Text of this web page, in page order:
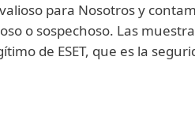
para Nosotros y
o sospechoso. Las
de ESET, que es la